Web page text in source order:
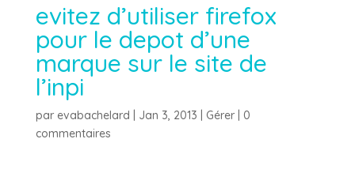
evitez d’utiliser firefox
pour le depot d’une
marque sur le site de
l’inpi
par evabachelard Jan 3, 2013 Gérer| 0
commentaires